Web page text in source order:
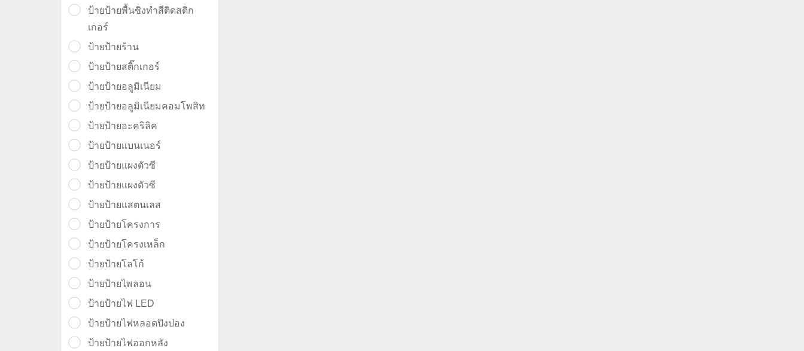
ป้ายป้ายพื้นซิงทำสีติดสติก
เกอร์
ป้ายป้ายร้าน
ป้ายป้ายสติ๊กเกอร์
ป้ายป้ายอลูมิเนียม
ป้ายป้ายอลูมิเนียมคอมโพสิท
ป้ายป้ายอะคริลิค
ป้ายป้ายแบนเนอร์
ป้ายป้ายแผงตัวซี
ป้ายป้ายแผงตัวซี
ป้ายป้ายแสตนเลส
ป้ายป้ายโครงการ
ป้ายป้ายโครงเหล็ก
ป้ายป้ายโลโก้
ป้ายป้ายไพลอน
ป้ายป้ายไฟ LED
ป้ายป้ายไฟหลอดปิงปอง
ป้ายป้ายไฟออกหลัง